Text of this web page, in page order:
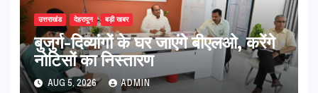
उत्तराखंड देहरादून बड़ी खबर
बुजुर्ग-दिव्यांगों के घर जाएंगे बीएलओ, करेंगे
नोटिसों का निस्तारण
AUG 5, 2026 ADMIN